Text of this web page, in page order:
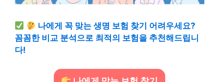
나에게 꼭 맞는 생명 보험 찾기 어려우세요?
꼼꼼한 비교 분석으로 최적의 보험을 추천해드립니
다!